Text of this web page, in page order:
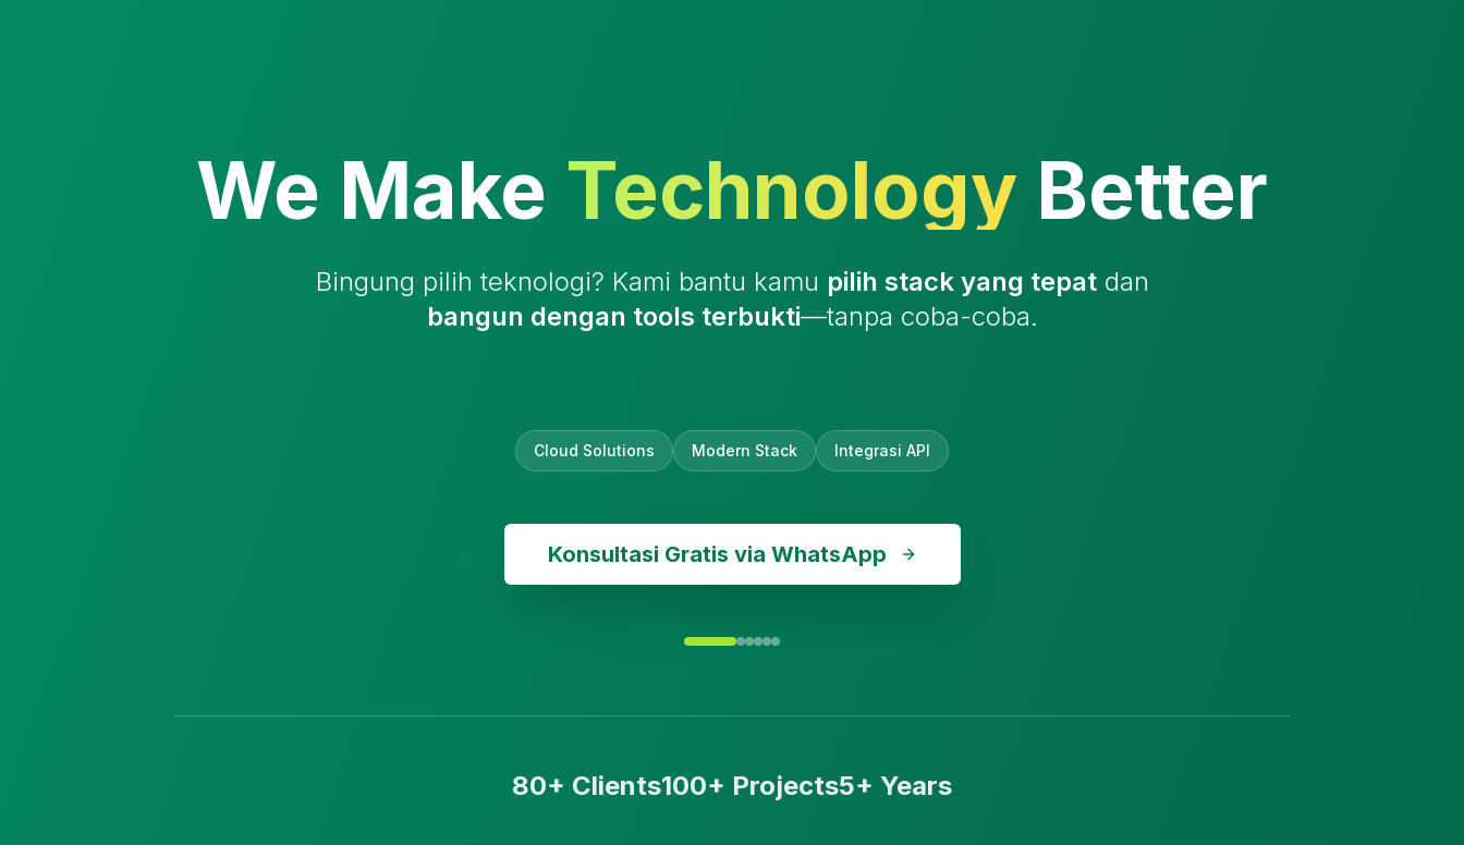
We Make Technology Better
Bingung pilih teknologi? Kami bantu kamu pilih stack yang tepatdan
bangun dengan tools terbukti—tanpa coba-coba.
Cloud Solutions Modern Stack Integrasi API
Konsultasi Gratis via WhatsApp
80+ Clients100+ Projects5+ Years